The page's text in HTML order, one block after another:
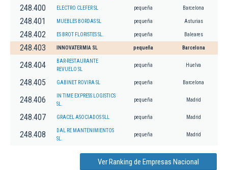
248.400 ELECTRO CLEFER SL pequeña Barcelona
248.401 MUEBLES BORDAS SL pequeña Asturias
248.402 ES BROT FLORISTES SL. pequeña Baleares
248.403 INNOVATERMIA SL pequeña Barcelona
248.404
BAR-RESTAURANTE
REVUELO SL
pequeña Huelva
248.405 GABINET ROVIRA SL pequeña Barcelona
248.406
IN TIME EXPRESS LOGISTICS
SL.
pequeña Madrid
248.407 GRACEL ASOCIADOS SLL pequeña Madrid
248.408
DAL RE MANTENIMIENTOS
SL.
pequeña Madrid
Ver Ranking de Empresas Nacional